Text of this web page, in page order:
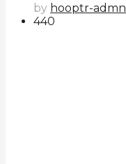
by hooptr-admn
440